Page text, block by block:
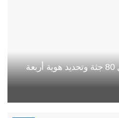
سلطات سبتة تعلن انتشال 80 جثة وتحديد هوية أربعة